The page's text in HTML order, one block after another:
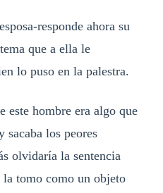
responde ahora su
que a ella le
lo puso en la palestra.
este hombre era algo que
sacaba los peores
olvidaría la sentencia
tomo como un objeto